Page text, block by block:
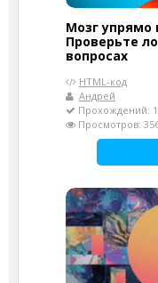
Мозг упрямо
Проверьте
вопросах
HTML-код
Андрей
Прохождений:
Просмотров: